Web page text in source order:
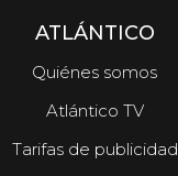
ATLÁNTICO
Quiénes somos
Atlántico TV
Tarifas de publicidad